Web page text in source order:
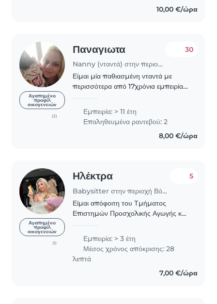
10,00 €/ώρα
Αγαπημένο
προφίλ
οικογενειών
(2)
Παναγιωτα
Nanny (νταντά) στην περιοχή Καλλιθέα
30
Είμαι μία παθιασμένη νταντά με
περισσότερα από 17χρόνια εμπειρίας
νήπια, προσχολικά παιδιά, παιδιά
δημοτικού και εφήβους,..
Εμπειρία: > 11 έτη
Επαληθευμένα ραντεβού: 2
8,00 €/ώρα
Αγαπημένο
προφίλ
οικογενειών
(1)
Ηλέκτρα
Babysitter στην περιοχή Βόλος
5
Είμαι απόφοιτη του Τμήματος
Επιστημών Προσχολικής Αγωγής και
τελειώσει νηπιαγωγός κοινώς κι έχω
ολοκληρώσει κι ένα σεμινάριο..
Εμπειρία: > 3 έτη
Μέσος χρόνος απόκρισης: 28
λεπτά
7,00 €/ώρα